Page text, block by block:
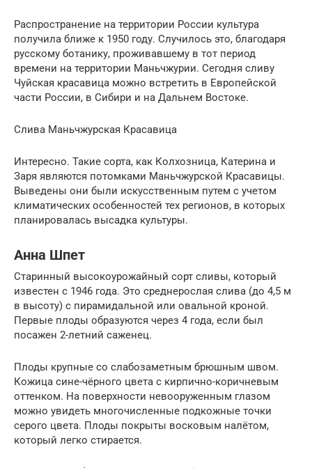
Распространение на территории России культура
получила ближе к 1950 году. Случилось это, благодаря
русскому ботанику, проживавшему в тот период
времени на территории Маньчжурии. Сегодня сливу
Чуйская красавица можно встретить в Европейской
части России, в Сибири и на Дальнем Востоке.
Слива Маньчжурская Красавица
Интересно. Такие сорта, как Колхозница, Катерина и
Заря являются потомками Маньчжурской Красавицы.
Выведены они были искусственным путем с учетом
климатических особенностей тех регионов, в которых
планировалась высадка культуры.
Анна Шпет
Старинный высокоурожайный сорт сливы, который
известен с 1946 года. Это среднерослая слива (до 4,5 м
в высоту) с пирамидальной или овальной кроной.
Первые плоды образуются через 4 года, если был
посажен 2-летний саженец.
Плоды крупные со слабозаметным брюшным швом.
Кожица сине-чёрного цвета с кирпично-коричневым
оттенком. На поверхности невооруженным глазом
можно увидеть многочисленные подкожные точки
серого цвета. Плоды покрыты восковым налётом,
который легко стирается.